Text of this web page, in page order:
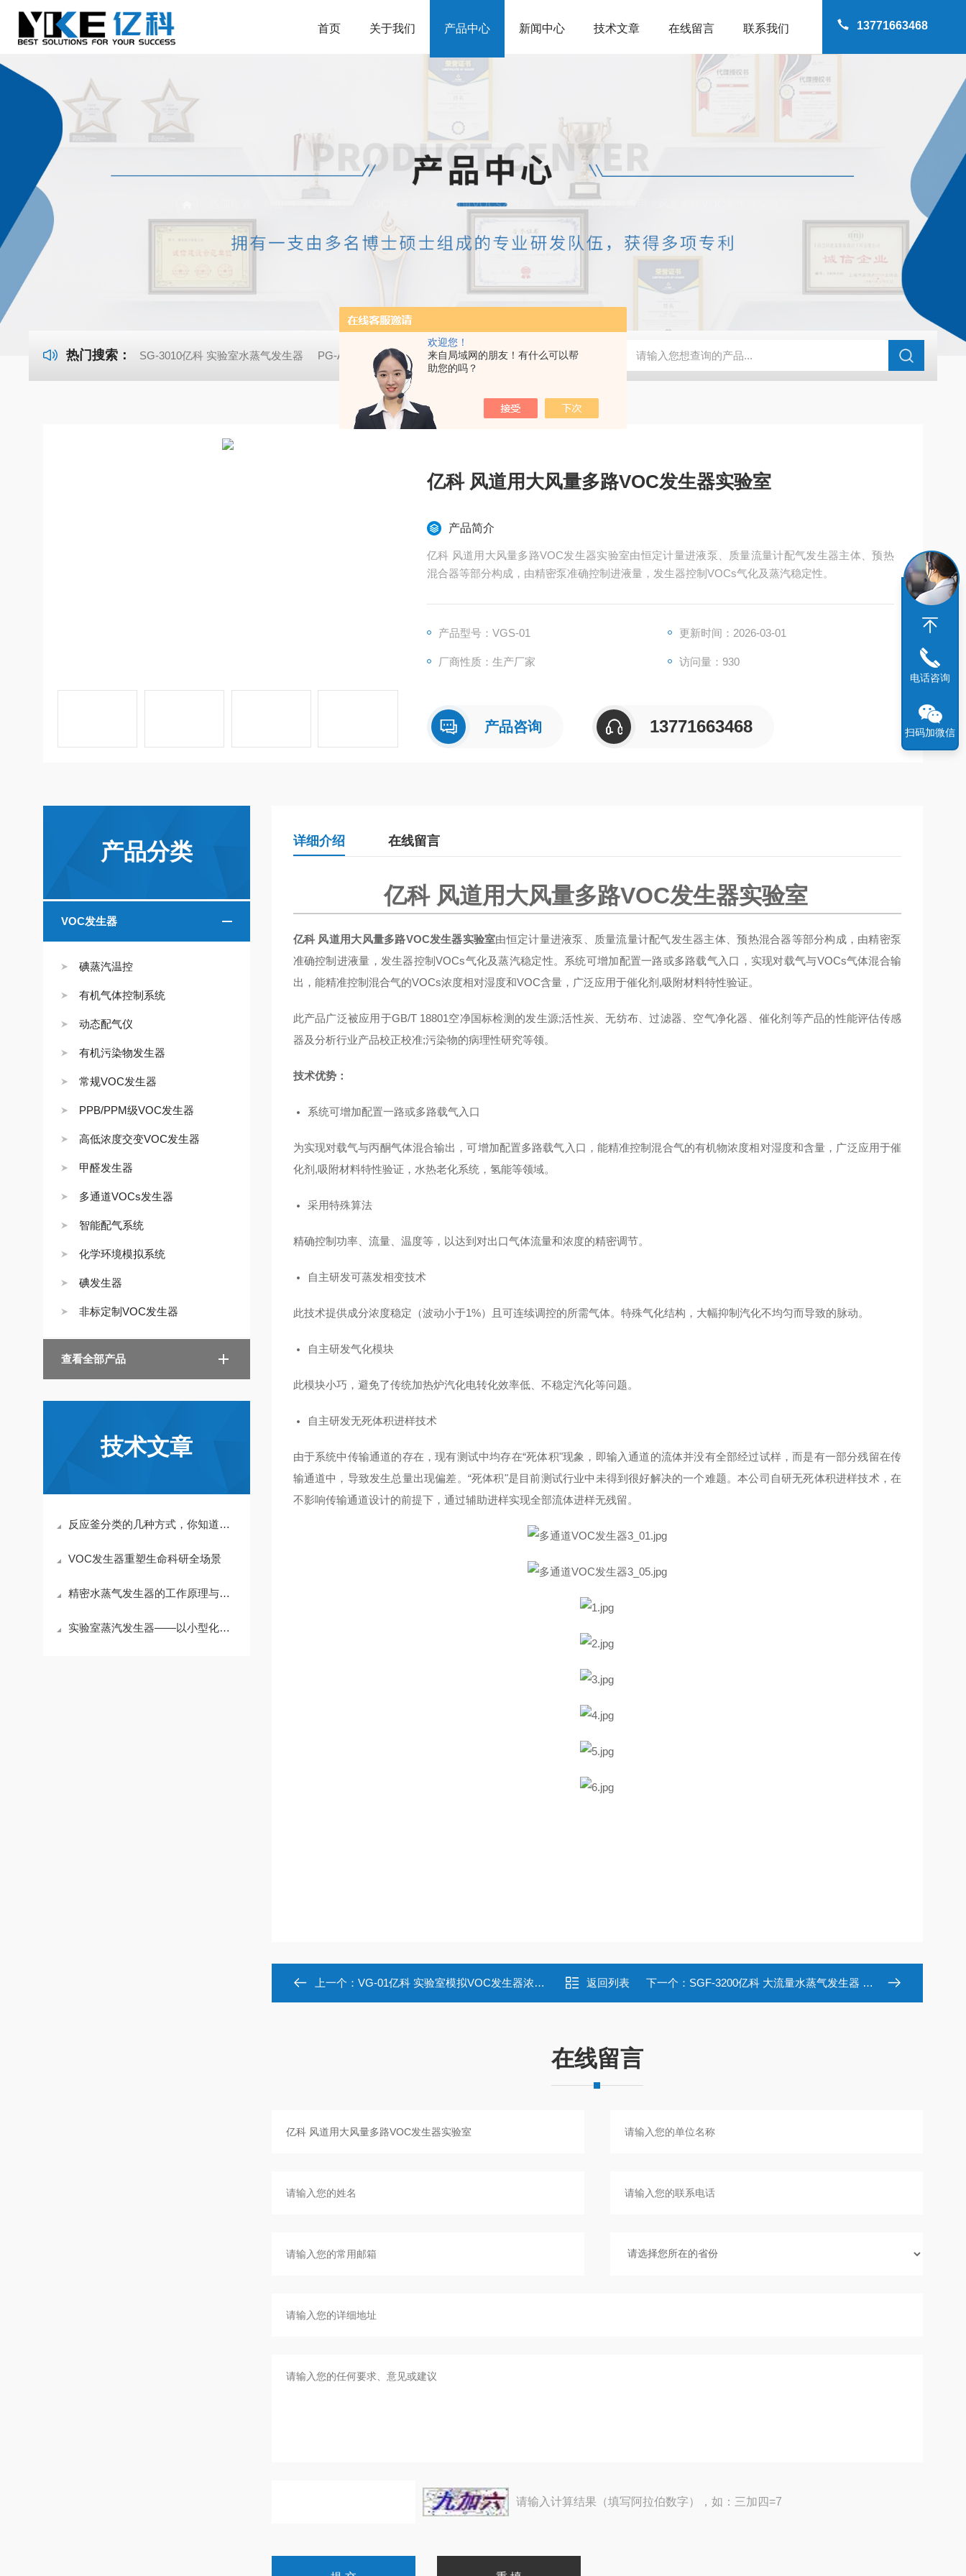
欢迎您！
来自局域网的朋友！有什么可以帮
助您的吗？
13771663468
首页 关于我们 产品中心 新闻中心 技术文章 在线留言 联系我们
多通道VOCs发生器
热门搜索： SG-3010亿科 实验室水蒸气发生器 PG-A01空气净化实验用香烟烟雾发生器 亿科 实验室SCR脱硝催化剂评价装置 亿科 实验室催化剂评价系统微反装置 HG-05A湿度
亿科 风道用大风量多路VOC发生器实验室
产品简介
亿科 风道用大风量多路VOC发生器实验室由恒定计量进液泵、质量流量计配气发生器主体、预热
混合器等部分构成，由精密泵准确控制进液量，发生器控制VOCs气化及蒸汽稳定性。
产品型号：VGS-01 更新时间：2026-03-01
厂商性质：生产厂家 访问量：930
产品咨询 13771663468
产品分类
VOC发生器
碘蒸汽温控
有机气体控制系统
动态配气仪
有机污染物发生器
常规VOC发生器
PPB/PPM级VOC发生器
高低浓度交变VOC发生器
甲醛发生器
多通道VOCs发生器
智能配气系统
化学环境模拟系统
碘发生器
非标定制VOC发生器
查看全部产品
技术文章
反应釜分类的几种方式，你知道吗？
VOC发生器重塑生命科研全场景
精密水蒸气发生器的工作原理与传统蒸汽机的区别
实验室蒸汽发生器——以小型化精准控温，为科研与中试重现热力条件
详细介绍 在线留言
亿科 风道用大风量多路VOC发生器实验室
亿科 风道用大风量多路VOC发生器实验室由恒定计量进液泵、质量流量计配气发生器主体、预热混合器等部分构成，由精密泵
准确控制进液量，发生器控制VOCs气化及蒸汽稳定性。系统可增加配置一路或多路载气入口，实现对载气与VOCs气体混合输
出，能精准控制混合气的VOCs浓度相对湿度和VOC含量，广泛应用于催化剂,吸附材料特性验证。
此产品广泛被应用于GB/T 18801空净国标检测的发生源;活性炭、无纺布、过滤器、空气净化器、催化剂等产品的性能评估传感
器及分析行业产品校正校准;污染物的病理性研究等领。
技术优势：
系统可增加配置一路或多路载气入口
为实现对载气与丙酮气体混合输出，可增加配置多路载气入口，能精准控制混合气的有机物浓度相对湿度和含量，广泛应用于催
化剂,吸附材料特性验证，水热老化系统，氢能等领域。
采用特殊算法
精确控制功率、流量、温度等，以达到对出口气体流量和浓度的精密调节。
自主研发可蒸发相变技术
此技术提供成分浓度稳定（波动小于1%）且可连续调控的所需气体。特殊气化结构，大幅抑制汽化不均匀而导致的脉动。
自主研发气化模块
此模块小巧，避免了传统加热炉汽化电转化效率低、不稳定汽化等问题。
自主研发无死体积进样技术
由于系统中传输通道的存在，现有测试中均存在“死体积"现象，即输入通道的流体并没有全部经过试样，而是有一部分残留在传
输通道中，导致发生总量出现偏差。“死体积"是目前测试行业中未得到很好解决的一个难题。本公司自研无死体积进样技术，在
不影响传输通道设计的前提下，通过辅助进样实现全部流体进样无残留。
上一个： VG-01亿科 实验室模拟VOC发生器浓度稳定可控 返回列表 下一个： SGF-3200亿科 大流量水蒸气发生器 精准控制进液量
在线留言
请输入计算结果（填写阿拉伯数字），如：三加四=7
电话咨询
扫码加微信